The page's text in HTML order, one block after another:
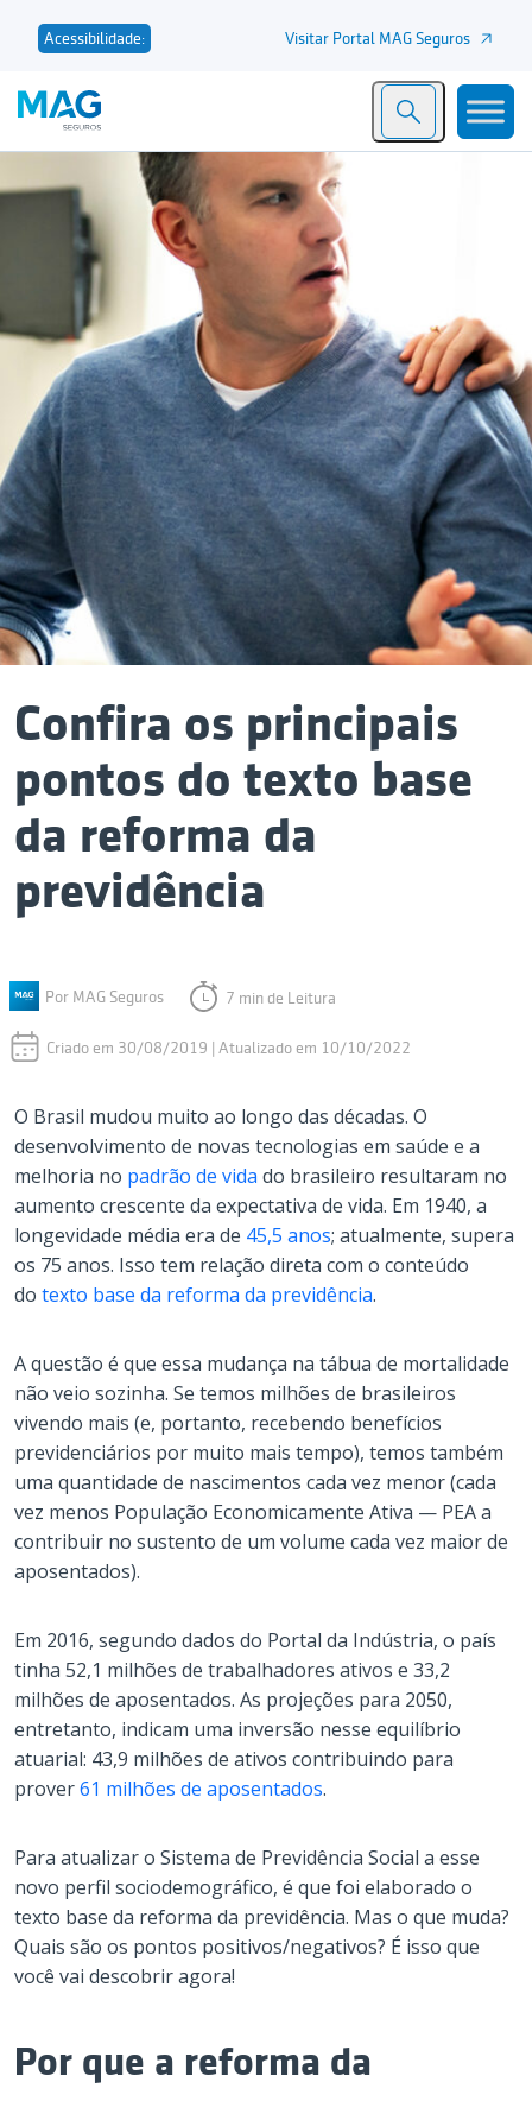
Acessibilidade: Visitar Portal MAG Seguros
Confira os principais
pontos do texto base
da reforma da
previdência
Por MAG Seguros 7 min de Leitura
Criado em 30/08/2019 | Atualizado em 10/10/2022
O Brasil mudou muito ao longo das décadas. O
desenvolvimento de novas tecnologias em saúde e a
melhoria no padrão de vida do brasileiro resultaram no
aumento crescente da expectativa de vida. Em 1940, a
longevidade média era de 45,5 anos; atualmente, supera
os 75 anos. Isso tem relação direta com o conteúdo
do texto base da reforma da previdência.
A questão é que essa mudança na tábua de mortalidade
não veio sozinha. Se temos milhões de brasileiros
vivendo mais (e, portanto, recebendo benefícios
previdenciários por muito mais tempo), temos também
uma quantidade de nascimentos cada vez menor (cada
vez menos População Economicamente Ativa — PEA a
contribuir no sustento de um volume cada vez maior de
aposentados).
Em 2016, segundo dados do Portal da Indústria, o país
tinha 52,1 milhões de trabalhadores ativos e 33,2
milhões de aposentados. As projeções para 2050,
entretanto, indicam uma inversão nesse equilíbrio
atuarial: 43,9 milhões de ativos contribuindo para
prover61 milhões de aposentados.
Para atualizar o Sistema de Previdência Social a esse
novo perfil sociodemográfico, é que foi elaborado o
texto base da reforma da previdência. Mas o que muda?
Quais são os pontos positivos/negativos? É isso que
você vai descobrir agora!
Por que a reforma da